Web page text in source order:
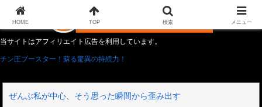
当サイトはアフィリエイト広告を利用しています。
チン圧ブースター！蘇る驚異の持続力！
ぜんぶ私が中心、そう思った瞬間から歪み出す
HOME TOP 検索 メニュー